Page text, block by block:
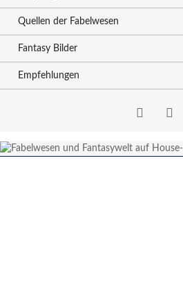
Quellen der Fabelwesen
Fantasy Bilder
Empfehlungen